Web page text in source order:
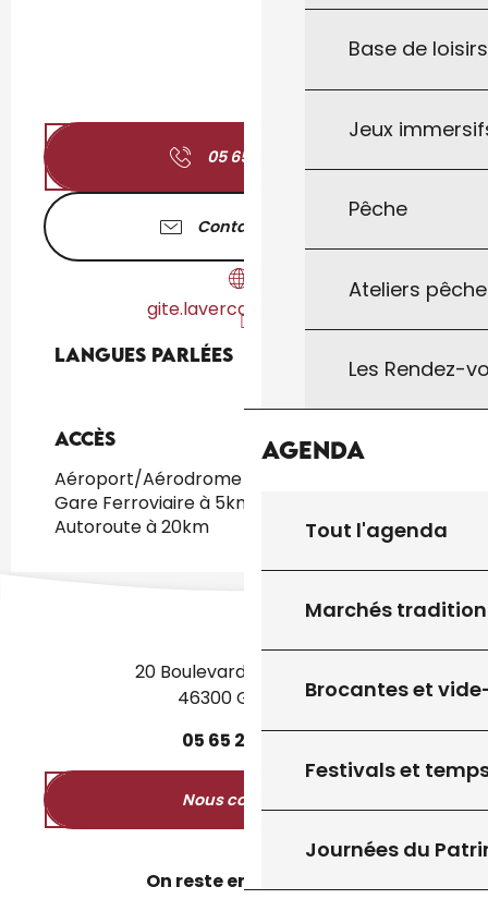
Base de
Jeux
Pêche
Ateliers
Les Rendez-
Agenda
Tout l'agenda
Marchés
Brocantes et
Festivals et
Journées du
05 65 41 53
Contactez-nous
gite.lavercantiere.com
Langues parlées
Langues parlées
Accès
Accès
Aéroport/Aérodrome à 150km
Gare Ferroviaire à 5km
Autoroute à 20km
20 Boulevard des Martyrs
46300 Gourdon
05 65 27
Nous contacter
On reste en contact ?